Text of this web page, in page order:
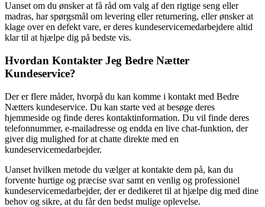
Uanset om du ønsker at få råd om valg af den rigtige seng eller
madras, har spørgsmål om levering eller returnering, eller ønsker at
klage over en defekt vare, er deres kundeservicemedarbejdere altid
klar til at hjælpe dig på bedste vis.
Hvordan Kontakter Jeg Bedre Nætter
Kundeservice?
Der er flere måder, hvorpå du kan komme i kontakt med Bedre
Nætters kundeservice. Du kan starte ved at besøge deres
hjemmeside og finde deres kontaktinformation. Du vil finde deres
telefonnummer, e-mailadresse og endda en live chat-funktion, der
giver dig mulighed for at chatte direkte med en
kundeservicemedarbejder.
Uanset hvilken metode du vælger at kontakte dem på, kan du
forvente hurtige og præcise svar samt en venlig og professionel
kundeservicemedarbejder, der er dedikeret til at hjælpe dig med dine
behov og sikre, at du får den bedst mulige oplevelse.